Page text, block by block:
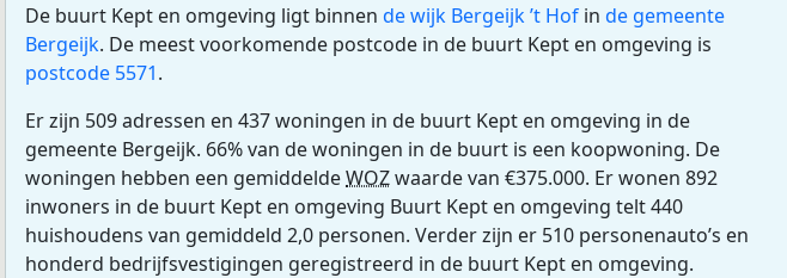
De buurt Kept en omgeving ligt binnen de wijk Bergeijk ’t Hof in de gemeente
Bergeijk. De meest voorkomende postcode in de buurt Kept en omgeving is
postcode 5571.
Er zijn 509 adressen en 437 woningen in de buurt Kept en omgeving in de
gemeente Bergeijk. 66% van de woningen in de buurt is een koopwoning. De
woningen hebben een gemiddeldeWOZwaarde van €375.000. Er wonen 892
inwoners in de buurt Kept en omgeving Buurt Kept en omgeving telt 440
huishoudens van gemiddeld 2,0 personen. Verder zijn er 510 personenauto’s en
honderd bedrijfsvestigingen geregistreerd in de buurt Kept en omgeving.